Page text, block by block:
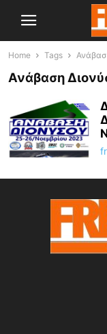
Home Tags
Ανάβαση